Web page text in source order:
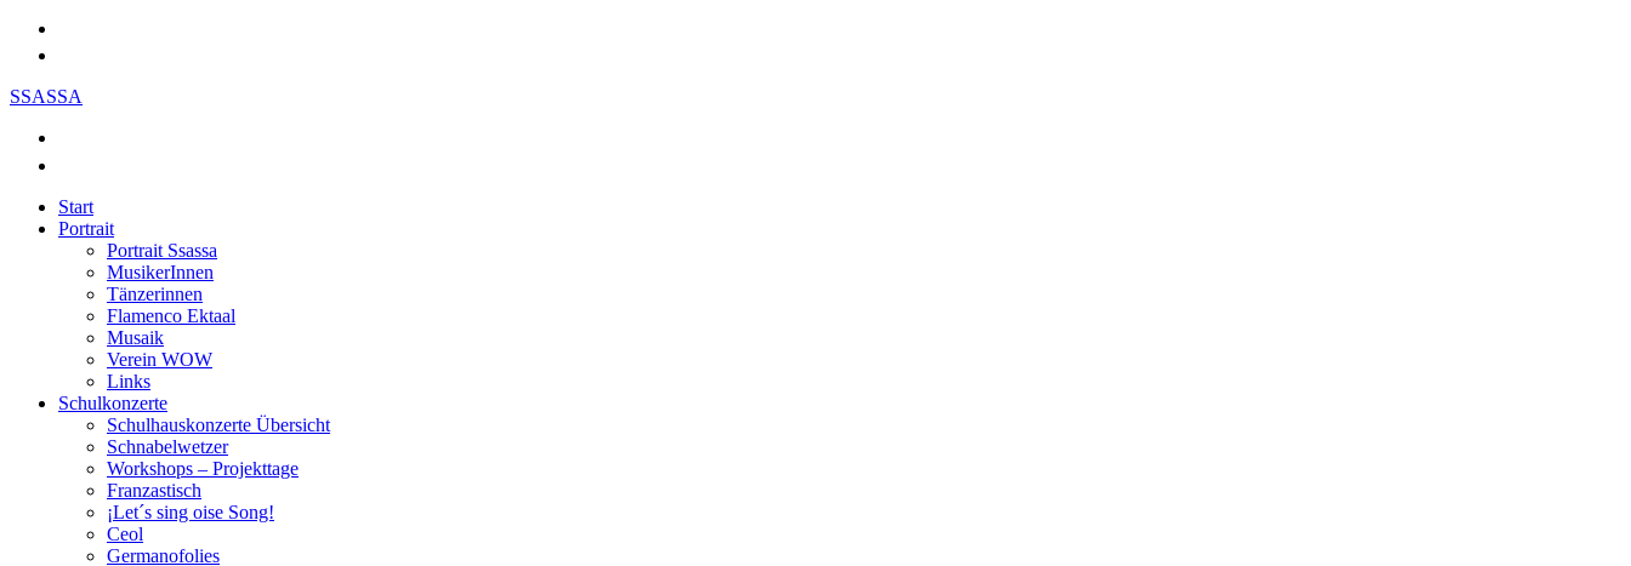
SSASSA
Start
Portrait
Portrait Ssassa
MusikerInnen
Tänzerinnen
Flamenco Ektaal
Musaik
Verein WOW
Links
Schulkonzerte
Schulhauskonzerte Übersicht
Schnabelwetzer
Workshops – Projekttage
Franzastisch
¡Let´s sing oise Song!
Ceol
Germanofolies